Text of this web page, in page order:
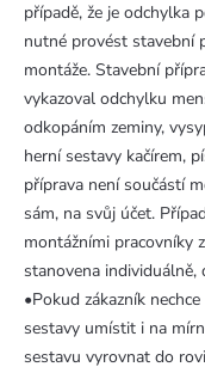
případě, že je odchylka
nutné provést stavební
montáže. Stavební
vykazoval odchylku
odkopáním zeminy,
herní sestavy kačírem,
příprava není součástí
sám, na svůj účet.
montážními pracovníky
stanovena
•Pokud zákazník
sestavy umístit i na
sestavu vyrovnat do